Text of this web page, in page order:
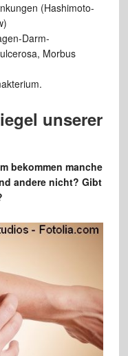
(Hashimoto-
Darm-
Morbus
unserer
bekommen manche
andere nicht? Gibt